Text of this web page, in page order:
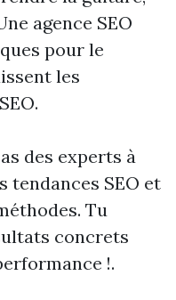
agence SEO
pour le
les
des experts à
tendances SEO et
Tu
concrets
!.